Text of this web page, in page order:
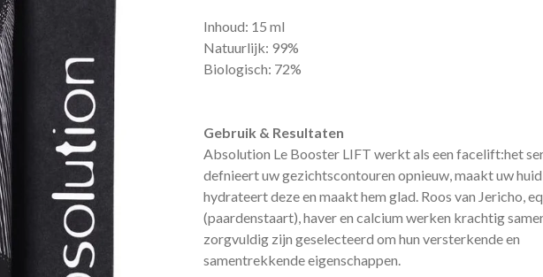
Inhoud: 15 ml
Natuurlijk: 99%
Biologisch: 72%
Gebruik & Resultaten
Absolution Le Booster LIFT werkt als een facelift:het
defnieert uw gezichtscontouren opnieuw, maakt uw huid
hydrateert deze en maakt hem glad. Roos van Jericho,
(paardenstaart), haver en calcium werken krachtig
zorgvuldig zijn geselecteerd om hun versterkende en
samentrekkende eigenschappen.